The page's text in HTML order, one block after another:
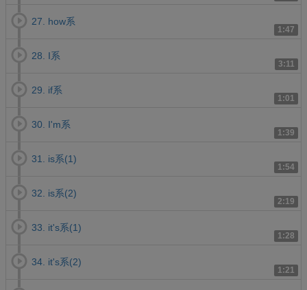
1:47
27. how系
3:11
28. I系
1:01
29. if系
1:39
30. I'm系
1:54
31. is系(1)
2:19
32. is系(2)
1:28
33. it's系(1)
1:21
34. it's系(2)